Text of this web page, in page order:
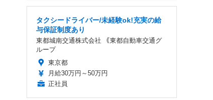
タクシードライバー/未経験ok!充実の給
与保証制度あり
東都城南交通株式会社 ｟東都自動車交通グ
ループ
東京都
月給30万円～50万円
正社員